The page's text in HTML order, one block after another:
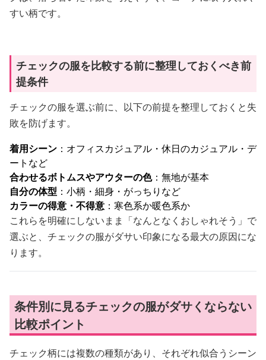
すい柄です。
チェックの服を比較する前に整理しておくべき前
提条件
チェックの服を選ぶ前に、以下の前提を整理しておくと失
敗を防げます。
着用シーン ：オフィスカジュアル・休日のカジュアル・デ
ートなど
合わせるボトムスやアウターの色：無地が基本
自分の体型 ：小柄・細身・がっちりなど
カラーの得意・不得意 ：寒色系か暖色系か
これらを明確にしないまま「なんとなくおしゃれそう」で
選ぶと、チェックの服がダサい印象になる最大の原因にな
ります。
条件別に見るチェックの服がダサくならない
比較ポイント
チェック柄には複数の種類があり、それぞれ似合うシーン